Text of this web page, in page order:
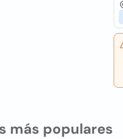
más populares